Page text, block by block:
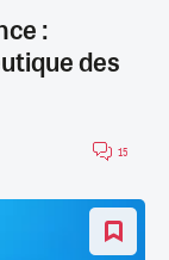
:
des
15